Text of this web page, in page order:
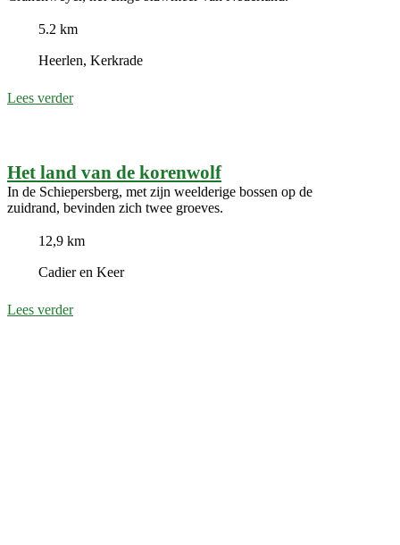
5.2 km
Heerlen, Kerkrade
Lees verder
Het land van de korenwolf
In de Schiepersberg, met zijn weelderige bossen op de
zuidrand, bevinden zich twee groeves.
12,9 km
Cadier en Keer
Lees verder